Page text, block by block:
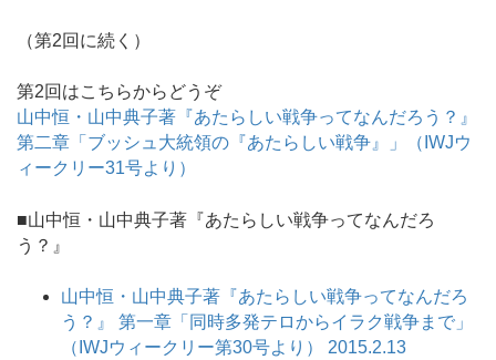
（第2回に続く）
第2回はこちらからどうぞ
山中恒・山中典子著『あたらしい戦争ってなんだろう？』
第二章「ブッシュ大統領の『あたらしい戦争』」（IWJウ
ィークリー31号より）
■山中恒・山中典子著『あたらしい戦争ってなんだろ
う？』
山中恒・山中典子著『あたらしい戦争ってなんだろ
う？』 第一章「同時多発テロからイラク戦争まで」
（IWJウィークリー第30号より） 2015.2.13